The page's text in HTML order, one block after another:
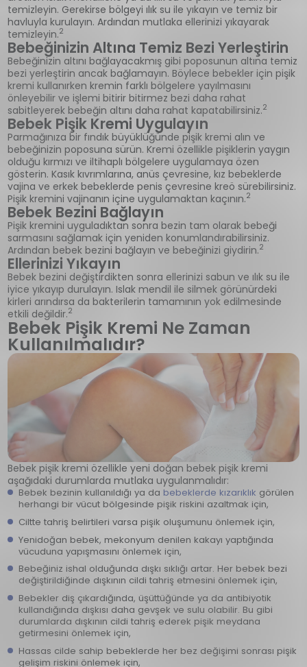
temizleyin. Gerekirse bölgeyi ılık su ile yıkayın ve temiz bir
havluyla kurulayın. Ardından mutlaka ellerinizi yıkayarak
temizleyin.2
Bebeğinizin Altına Temiz Bezi Yerleştirin
Bebeğinizin altını bağlayacakmış gibi poposunun altına temiz
bezi yerleştirin ancak bağlamayın. Böylece bebekler için pişik
kremi kullanırken kremin farklı bölgelere yayılmasını
önleyebilir ve işlemi bitirir bitirmez bezi daha rahat
sabitleyerek bebeğin altını daha rahat kapatabilirsiniz.2
Bebek Pişik Kremi Uygulayın
Parmağınıza bir fındık büyüklüğünde pişik kremi alın ve
bebeğinizin poposuna sürün. Kremi özellikle pişiklerin yaygın
olduğu kırmızı ve iltihaplı bölgelere uygulamaya özen
gösterin. Kasık kıvrımlarına, anüs çevresine, kız bebeklerde
vajina ve erkek bebeklerde penis çevresine kreö sürebilirsiniz.
Pişik kremini vajinanın içine uygulamaktan kaçının.2
Bebek Bezini Bağlayın
Pişik kremini uyguladıktan sonra bezin tam olarak bebeği
sarmasını sağlamak için yeniden konumlandırabilirsiniz.
Ardından bebek bezini bağlayın ve bebeğinizi giydirin.2
Ellerinizi Yıkayın
Bebek bezini değiştirdikten sonra ellerinizi sabun ve ılık su ile
iyice yıkayıp durulayın. Islak mendil ile silmek görünürdeki
kirleri arındırsa da bakterilerin tamamının yok edilmesinde
etkili değildir.2
Bebek Pişik Kremi Ne Zaman
Kullanılmalıdır?
Bebek pişik kremi özellikle yeni doğan bebek pişik kremi
aşağıdaki durumlarda mutlaka uygulanmalıdır:
Bebek bezinin kullanıldığı ya da bebeklerde kızarıklık görülen
herhangi bir vücut bölgesinde pişik riskini azaltmak için,
Ciltte tahriş belirtileri varsa pişik oluşumunu önlemek için,
Yenidoğan bebek, mekonyum denilen kakayı yaptığında
vücuduna yapışmasını önlemek için,
Bebeğiniz ishal olduğunda dışkı sıklığı artar. Her bebek bezi
değiştirildiğinde dışkının cildi tahriş etmesini önlemek için,
Bebekler diş çıkardığında, üşüttüğünde ya da antibiyotik
kullandığında dışkısı daha gevşek ve sulu olabilir. Bu gibi
durumlarda dışkının cildi tahriş ederek pişik meydana
getirmesini önlemek için,
Hassas cilde sahip bebeklerde her bez değişimi sonrası pişik
gelişim riskini önlemek için,